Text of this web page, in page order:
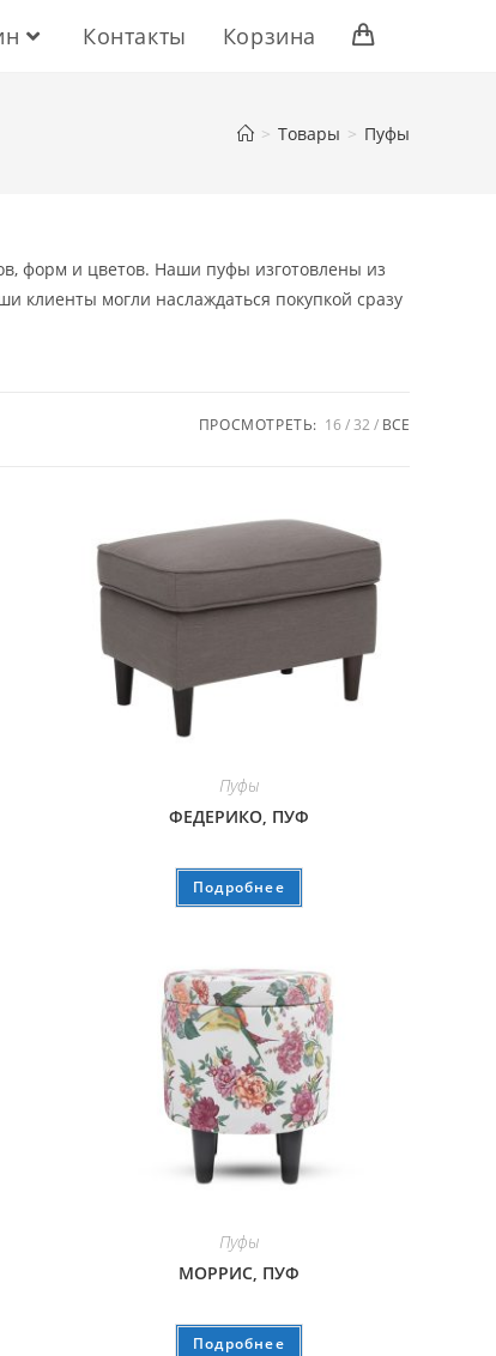
Контакты Корзина
> Товары > Пуфы
форм и цветов. Наши пуфы изготовлены из
клиенты могли наслаждаться покупкой сразу
ПРОСМОТРЕТЬ: 16 32 ВСЕ
Пуфы
ФЕДЕРИКО, ПУФ
Подробнее
Пуфы
МОРРИС, ПУФ
Подробнее